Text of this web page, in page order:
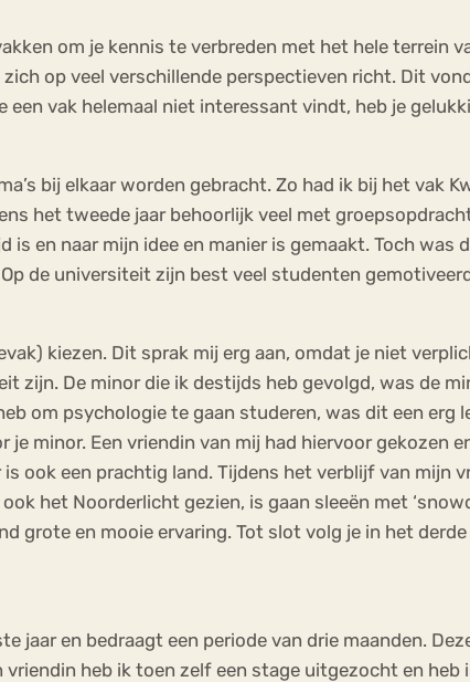
om je kennis te verbreden met het hele terrein
op veel verschillende perspectieven richt. Dit
vak helemaal niet interessant vindt, heb je
bij elkaar worden gebracht. Zo had ik bij het vak
het tweede jaar behoorlijk veel met
en naar mijn idee en manier is gemaakt. Toch was
de universiteit zijn best veel studenten
kiezen. Dit sprak mij erg aan, omdat je niet
zijn. De minor die ik destijds heb gevolgd, was de
om psychologie te gaan studeren, was dit een erg
minor. Een vriendin van mij had hiervoor gekozen
ook een prachtig land. Tijdens het verblijf van mijn
het Noorderlicht gezien, is gaan sleeën met
grote en mooie ervaring. Tot slot volg je in het
jaar en bedraagt een periode van drie maanden.
heb ik toen zelf een stage uitgezocht en heb